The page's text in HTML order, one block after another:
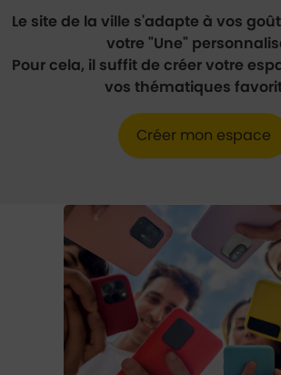
Le site de la ville s'adapte à vos
votre "Une"
Pour cela, il suffit de créer votre
vos thématiques
Créer mon espace
Actualités